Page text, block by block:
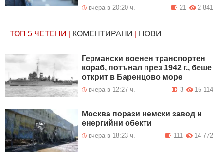
вчера в 20:20 ч. 2 841
21
ТОП 5 ЧЕТЕНИ КОМЕНТИРАНИ НОВИ
Германски военен транспортен
кораб, потънал през 1942 г., беше
открит в Баренцово море
вчера в 12:27 ч. 15 114
3
Москва порази немски завод и
енергийни обекти
вчера в 18:23 ч. 14 772
111